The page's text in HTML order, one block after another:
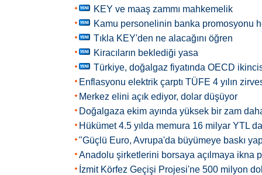
KEY ve maaş zammı mahkemelik
Kamu personelinin banka promosyonu
Tıkla KEY'den ne alacağını öğren
Kiracıların beklediği yasa
Türkiye, doğalgaz fiyatında OECD
Enflasyonu elektrik çarptı TÜFE 4 yılın
Merkez elini açık ediyor, dolar düşüyor
Doğalgaza ekim ayında yüksek bir zam
Hükümet 4.5 yılda memura 16 milyar YTL
"Güçlü Euro, Avrupa'da büyümeye baskı
Anadolu şirketlerini borsaya açılmaya ikna
İzmit Körfez Geçişi Projesi'ne 500 milyon